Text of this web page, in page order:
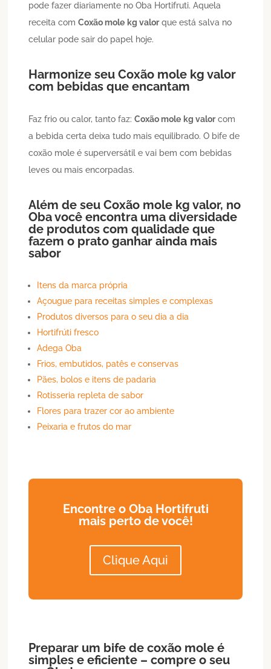
pode fazer diariamente no Oba Hortifruti. Aquela
receita comCoxão mole kg valorque está salva no
celular pode sair do papel hoje.
Harmonize seuCoxão mole kg valor
com bebidas que encantam
Faz frio ou calor, tanto faz:Coxão mole kg valorcom
a bebida certa deixa tudo mais equilibrado. O bife de
coxão mole é superversátil e vai bem com bebidas
leves ou mais encorpadas.
Além de seuCoxão mole kg valor, no
Oba você encontra uma diversidade
de produtos com qualidade que
fazem o prato ganhar ainda mais
sabor
Itens da marca própria
Açougue para receitas simples e complexas
Produtos diversos para o seu dia a dia
Hortifrúti fresco
Adega Oba
Frios, embutidos, patês e conservas
Pães, bolos e itens de padaria
Rotisseria repleta de sabor
Flores para trazer cor ao ambiente
Peixaria e frutos do mar
Encontre o Oba Hortifruti
mais perto de você!
Clique Aqui
Preparar um bife de coxão mole é
simples e eficiente – compre o seu